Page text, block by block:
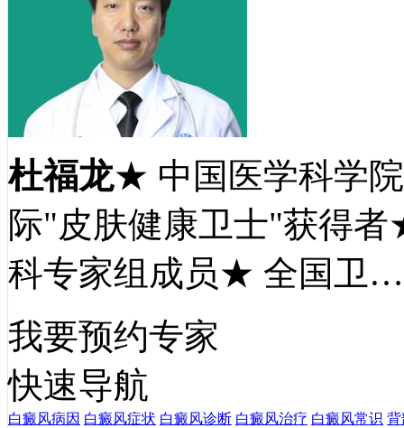
杜福龙★ 中国医学科学
际"皮肤健康卫士"获得
科专家组成员★ 全国卫
我要预约专家
快速导航
白癜风病因 白癜风症状 白癜风诊断 白癜风治疗 白癜风常识 背